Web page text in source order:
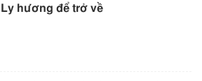
Ly hương để trở về